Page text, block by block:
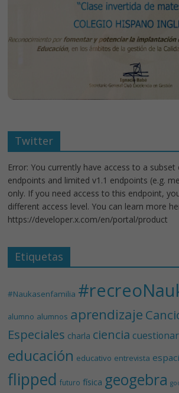
Twitter
Error: You currently have access to a subset
endpoints and limited v1.1 endpoints (e.g.
only. If you need access to this endpoint,
different access level. You can learn more
https://developer.x.com/en/portal/product
Etiquetas
#Naukasenfamilia
alumno alumnos aprendizaje
Especiales charla ciencia
educación educativo entrevista
flipped futuro física geogebra